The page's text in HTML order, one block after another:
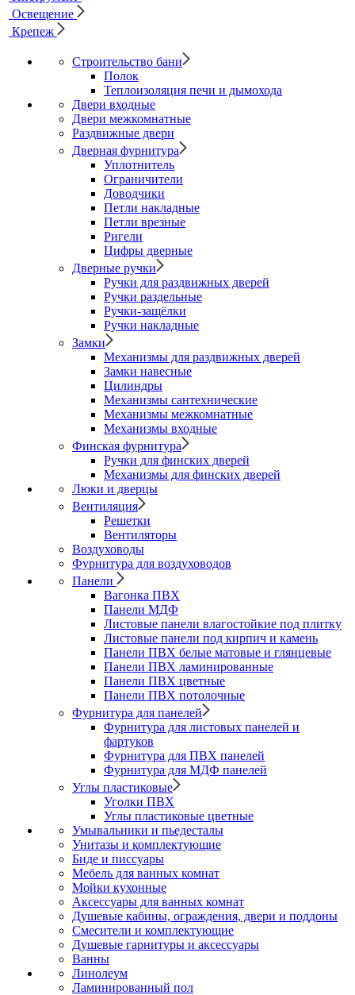
Освещение
Крепеж
Строительство бани
Полок
Теплоизоляция печи и дымохода
Двери входные
Двери межкомнатные
Раздвижные двери
Дверная фурнитура
Уплотнитель
Ограничители
Доводчики
Петли накладные
Петли врезные
Ригели
Цифры дверные
Дверные ручки
Ручки для раздвижных дверей
Ручки раздельные
Ручки-защёлки
Ручки накладные
Замки
Механизмы для раздвижных дверей
Замки навесные
Цилиндры
Механизмы сантехнические
Механизмы межкомнатные
Механизмы входные
Финская фурнитура
Ручки для финских дверей
Механизмы для финских дверей
Люки и дверцы
Вентиляция
Решетки
Вентиляторы
Воздуховоды
Фурнитура для воздуховодов
Панели
Вагонка ПВХ
Панели МДФ
Листовые панели влагостойкие под плитку
Листовые панели под кирпич и камень
Панели ПВХ белые матовые и глянцевые
Панели ПВХ ламинированные
Панели ПВХ цветные
Панели ПВХ потолочные
Фурнитура для панелей
Фурнитура для листовых панелей и
фартуков
Фурнитура для ПВХ панелей
Фурнитура для МДФ панелей
Углы пластиковые
Уголки ПВХ
Углы пластиковые цветные
Умывальники и пьедесталы
Унитазы и комплектующие
Биде и писсуары
Мебель для ванных комнат
Мойки кухонные
Аксессуары для ванных комнат
Душевые кабины, ограждения, двери и поддоны
Смесители и комплектующие
Душевые гарнитуры и аксессуары
Ванны
Линолеум
Ламинированный пол